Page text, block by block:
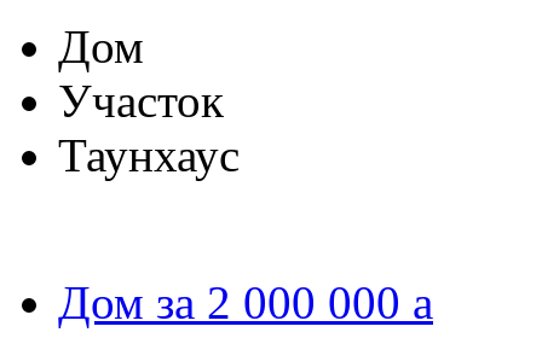
Дом
Участок
Таунхаус
Дом за 2 000 000 a